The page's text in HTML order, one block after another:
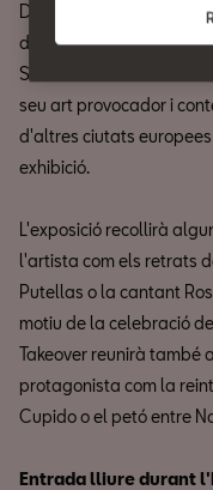
Després de la
de l'artista d'art urbà
SEAT el 12 de febrer.
seu art provocador i
d'altres ciutats
exhibició.
L'exposició recollirà
l'artista com els retrats
Putellas o la cantant
motiu de la celebració
Takeover reunirà també
protagonista com la
Cupido o el petó entre
Entrada lliure durant